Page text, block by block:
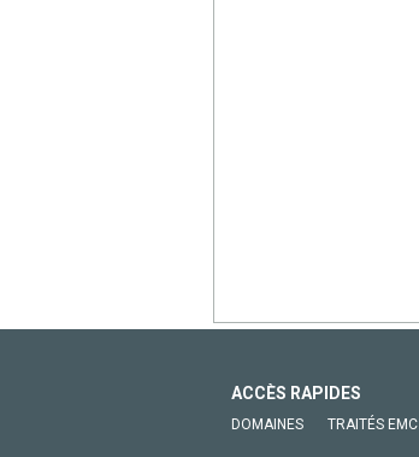
ACCÈS RAPIDES
DOMAINES TRAITÉS EMC